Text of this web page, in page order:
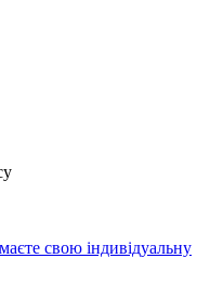
свою індивідуальну